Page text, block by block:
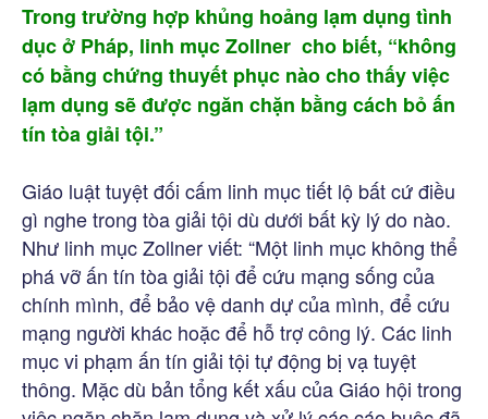
Trong trường hợp khủng hoảng lạm dụng tình
dục ở Pháp, linh mục Zollner cho biết, “không
có bằng chứng thuyết phục nào cho thấy việc
lạm dụng sẽ được ngăn chặn bằng cách bỏ ấn
tín tòa giải tội.”
Giáo luật tuyệt đối cấm linh mục tiết lộ bất cứ điều
gì nghe trong tòa giải tội dù dưới bất kỳ lý do nào.
Như linh mục Zollner viết: “Một linh mục không thể
phá vỡ ấn tín tòa giải tội để cứu mạng sống của
chính mình, để bảo vệ danh dự của mình, để cứu
mạng người khác hoặc để hỗ trợ công lý. Các linh
mục vi phạm ấn tín giải tội tự động bị vạ tuyệt
thông. Mặc dù bản tổng kết xấu của Giáo hội trong